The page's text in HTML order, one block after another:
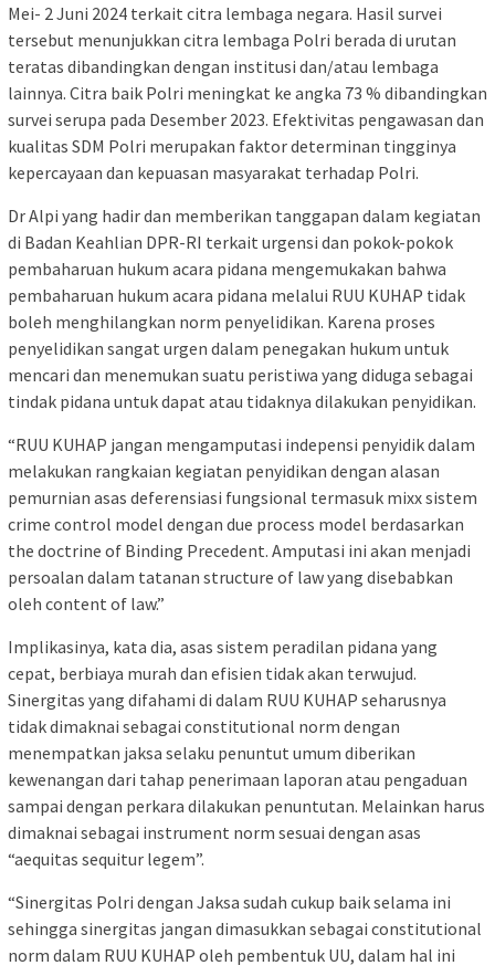
Mei- 2 Juni 2024 terkait citra lembaga negara. Hasil survei
tersebut menunjukkan citra lembaga Polri berada di urutan
teratas dibandingkan dengan institusi dan/atau lembaga
lainnya. Citra baik Polri meningkat ke angka 73 % dibandingkan
survei serupa pada Desember 2023. Efektivitas pengawasan dan
kualitas SDM Polri merupakan faktor determinan tingginya
kepercayaan dan kepuasan masyarakat terhadap Polri.
Dr Alpi yang hadir dan memberikan tanggapan dalam kegiatan
di Badan Keahlian DPR-RI terkait urgensi dan pokok-pokok
pembaharuan hukum acara pidana mengemukakan bahwa
pembaharuan hukum acara pidana melalui RUU KUHAP tidak
boleh menghilangkan norm penyelidikan. Karena proses
penyelidikan sangat urgen dalam penegakan hukum untuk
mencari dan menemukan suatu peristiwa yang diduga sebagai
tindak pidana untuk dapat atau tidaknya dilakukan penyidikan.
“RUU KUHAP jangan mengamputasi indepensi penyidik dalam
melakukan rangkaian kegiatan penyidikan dengan alasan
pemurnian asas deferensiasi fungsional termasuk mixx sistem
crime control model dengan due process model berdasarkan
the doctrine of Binding Precedent. Amputasi ini akan menjadi
persoalan dalam tatanan structure of law yang disebabkan
oleh content of law.”
Implikasinya, kata dia, asas sistem peradilan pidana yang
cepat, berbiaya murah dan efisien tidak akan terwujud.
Sinergitas yang difahami di dalam RUU KUHAP seharusnya
tidak dimaknai sebagai constitutional norm dengan
menempatkan jaksa selaku penuntut umum diberikan
kewenangan dari tahap penerimaan laporan atau pengaduan
sampai dengan perkara dilakukan penuntutan. Melainkan harus
dimaknai sebagai instrument norm sesuai dengan asas
“aequitas sequitur legem”.
“Sinergitas Polri dengan Jaksa sudah cukup baik selama ini
sehingga sinergitas jangan dimasukkan sebagai constitutional
norm dalam RUU KUHAP oleh pembentuk UU, dalam hal ini